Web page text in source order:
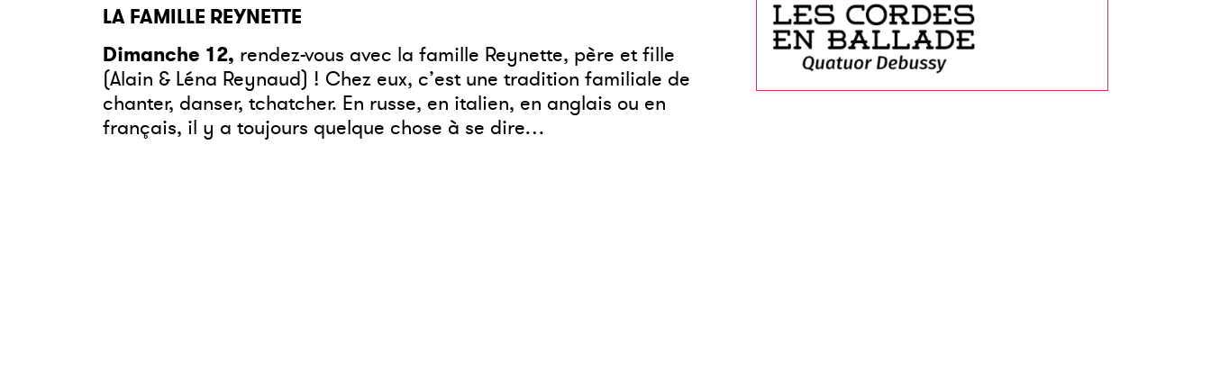
LA FAMILLE REYNETTE
Dimanche 12, rendez-vous avec la famille Reynette, père et fille
(Alain & Léna Reynaud) ! Chez eux, c’est une tradition familiale de
chanter, danser, tchatcher. En russe, en italien, en anglais ou en
français, il y a toujours quelque chose à se dire…